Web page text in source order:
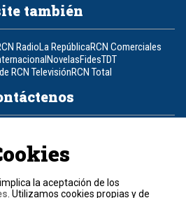
también
RadioLa RepúblicaRCN Comerciales
NovelasFidesTDT
RCN TelevisiónRCN Total
de cookies
y condiciones
la aceptación de los
. Utilizamos cookies propias y de